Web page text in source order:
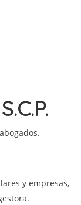
y empresas,